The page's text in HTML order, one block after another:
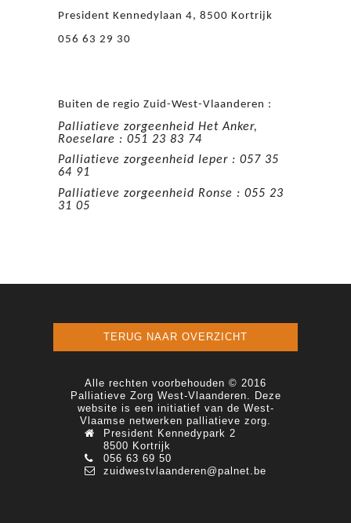
President Kennedylaan 4, 8500 Kortrijk
056 63 29 30
Buiten de regio Zuid-West-Vlaanderen :
Palliatieve zorgeenheid Het Anker,
Roeselare : 051 23 83 74
Palliatieve zorgeenheid Ieper : 057 35
64 91
Palliatieve zorgeenheid Ronse : 055 23
31 05
TERUG NAAR OVERZICHT
Alle rechten voorbehouden © 2016
Palliatieve Zorg West-Vlaanderen. Deze
website is een initiatief van de West-
Vlaamse netwerken palliatieve zorg.
President Kennedypark 2
8500 Kortrijk
056 63 69 50
zuidwestvlaanderen@palnet.be